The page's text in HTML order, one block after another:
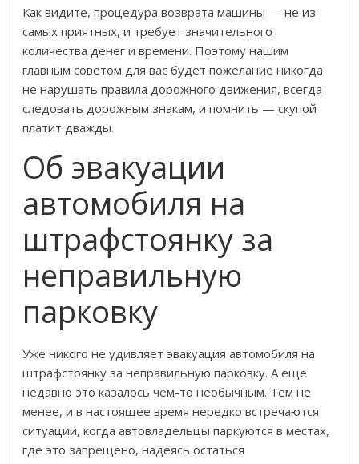
Как видите, процедура возврата машины — не из
самых приятных, и требует значительного
количества денег и времени. Поэтому нашим
главным советом для вас будет пожелание никогда
не нарушать правила дорожного движения, всегда
следовать дорожным знакам, и помнить — скупой
платит дважды.
Об эвакуации
автомобиля на
штрафстоянку за
неправильную
парковку
Уже никого не удивляет эвакуация автомобиля на
штрафстоянку за неправильную парковку. А еще
недавно это казалось чем-то необычным. Тем не
менее, и в настоящее время нередко встречаются
ситуации, когда автовладельцы паркуются в местах,
где это запрещено, надеясь остаться